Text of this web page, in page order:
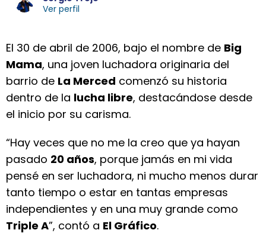
Ver perfil
El 30 de abril de 2006, bajo el nombre de Big
Mama, una joven luchadora originaria del
barrio de La Merced comenzó su historia
dentro de la lucha libre, destacándose desde
el inicio por su carisma.
“Hay veces que no me la creo que ya hayan
pasado 20 años, porque jamás en mi vida
pensé en ser luchadora, ni mucho menos durar
tanto tiempo o estar en tantas empresas
independientes y en una muy grande como
Triple A”, contó a El Gráfico.